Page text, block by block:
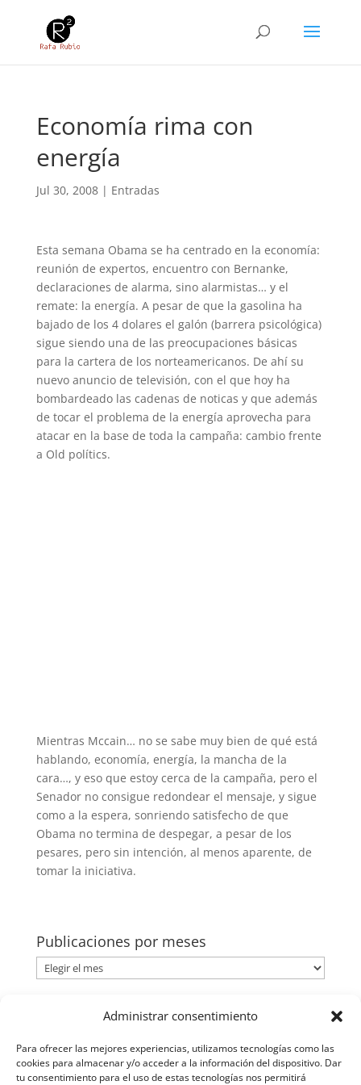
Administrar consentimiento
Para ofrecer las mejores experiencias, utilizamos tecnologías como las
cookies para almacenar y/o acceder a la información del dispositivo. Dar
tu consentimiento para el uso de estas tecnologías nos permitirá
Economía rima con
energía
Jul 30, 2008| Entradas
Esta semana Obama se ha centrado en la economía:
reunión de expertos, encuentro con Bernanke,
declaraciones de alarma, sino alarmistas… y el
remate: la energía. A pesar de que la gasolina ha
bajado de los 4 dolares el galón (barrera psicológica)
sigue siendo una de las preocupaciones básicas
para la cartera de los norteamericanos. De ahí su
nuevo anuncio de televisión, con el que hoy ha
bombardeado las cadenas de noticas y que además
de tocar el problema de la energía aprovecha para
atacar en la base de toda la campaña: cambio frente
a Old polítics.
Mientras Mccain… no se sabe muy bien de qué está
hablando, economía, energía, la mancha de la
cara…, y eso que estoy cerca de la campaña, pero el
Senador no consigue redondear el mensaje, y sigue
como a la espera, sonriendo satisfecho de que
Obama no termina de despegar, a pesar de los
pesares, pero sin intención, al menos aparente, de
tomar la iniciativa.
Publicaciones por meses
Publicaciones
por
Categorías